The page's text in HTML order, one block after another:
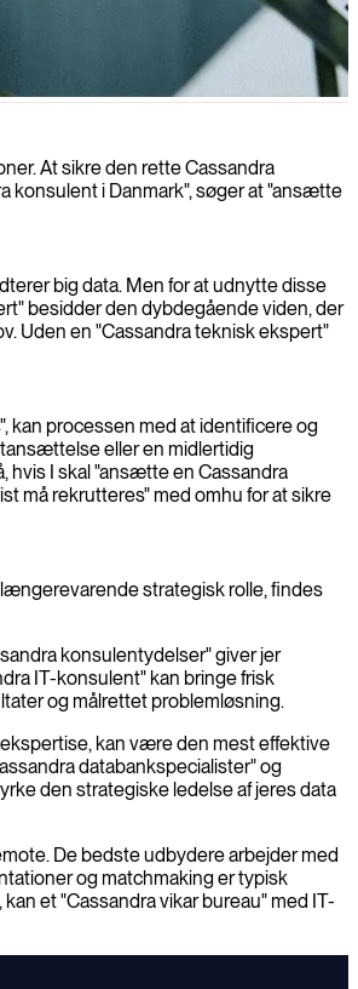
At sikre den rette Cassandra
konsulent i Danmark", søger at "ansætte
big data. Men for at udnytte disse
besidder den dybdegående viden, der
Uden en "Cassandra teknisk ekspert"
kan processen med at identificere og
eller en midlertidig
hvis I skal "ansætte en Cassandra
må rekrutteres" med omhu for at sikre
strategisk rolle, findes
konsulentydelser" giver jer
IT-konsulent" kan bringe frisk
og målrettet problemløsning.
kan være den mest effektive
databankspecialister" og
den strategiske ledelse af jeres data
De bedste udbydere arbejder med
og matchmaking er typisk
et "Cassandra vikar bureau" med IT-